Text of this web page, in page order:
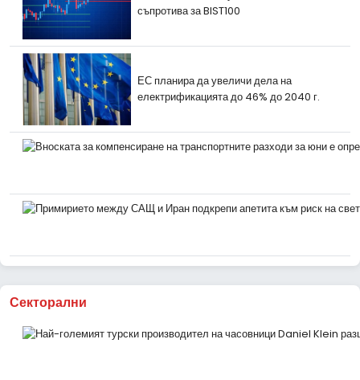
съпротива за BIST100
ЕС планира да увеличи дела на
електрификацията до 46% до 2040 г.
Секторални